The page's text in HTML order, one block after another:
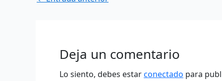
Deja un comentario
Lo siento, debes estarconectado para